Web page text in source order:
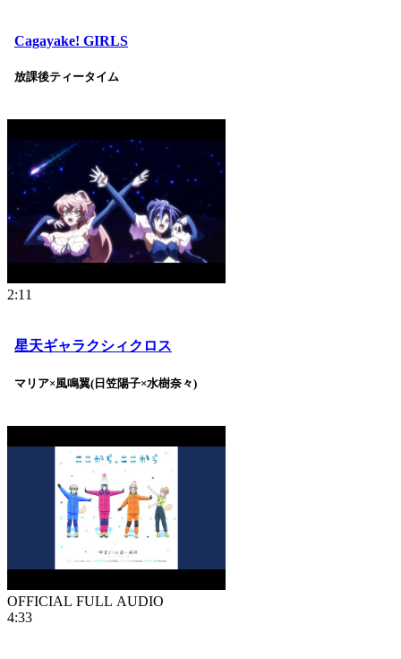
Cagayake! GIRLS
放課後ティータイム
2:11
星天ギャラクシィクロス
マリア×風鳴翼(日笠陽子×水樹奈々)
OFFICIAL FULL AUDIO
4:33